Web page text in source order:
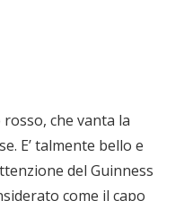
che vanta la
E’ talmente bello e
del Guinness
come il capo